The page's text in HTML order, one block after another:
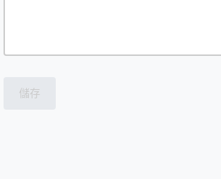
儲存